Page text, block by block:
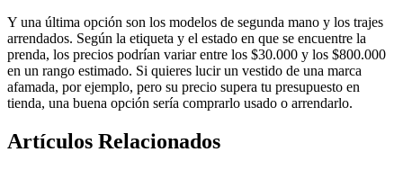
Y una última opción son los modelos de segunda mano y los trajes
arrendados. Según la etiqueta y el estado en que se encuentre la
prenda, los precios podrían variar entre los $30.000 y los $800.000
en un rango estimado. Si quieres lucir un vestido de una marca
afamada, por ejemplo, pero su precio supera tu presupuesto en
tienda, una buena opción sería comprarlo usado o arrendarlo.
Artículos Relacionados